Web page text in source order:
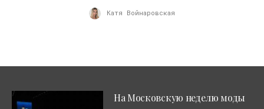
Катя Войнаровская
На Московскую неделю моды